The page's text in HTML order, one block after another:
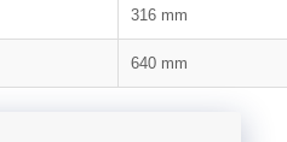
316 mm
640 mm